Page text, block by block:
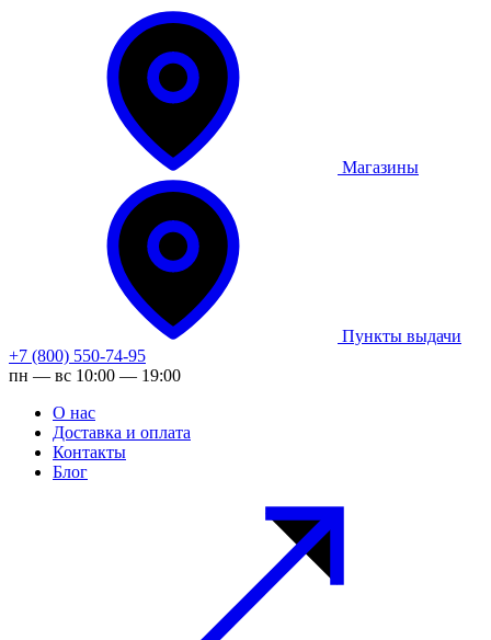
Магазины
Пункты выдачи
+7 (800) 550-74-95
пн — вс 10:00 — 19:00
О нас
Доставка и оплата
Контакты
Блог